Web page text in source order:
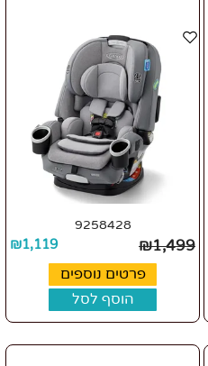
9258428
₪1,499
₪1,119
פרטים נוספים
הוסף לסל